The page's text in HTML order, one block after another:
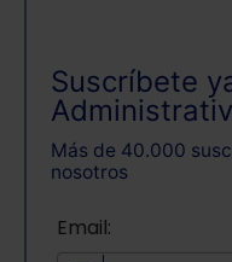
Suscríbete
Más de 40.000
nosotros
Email: